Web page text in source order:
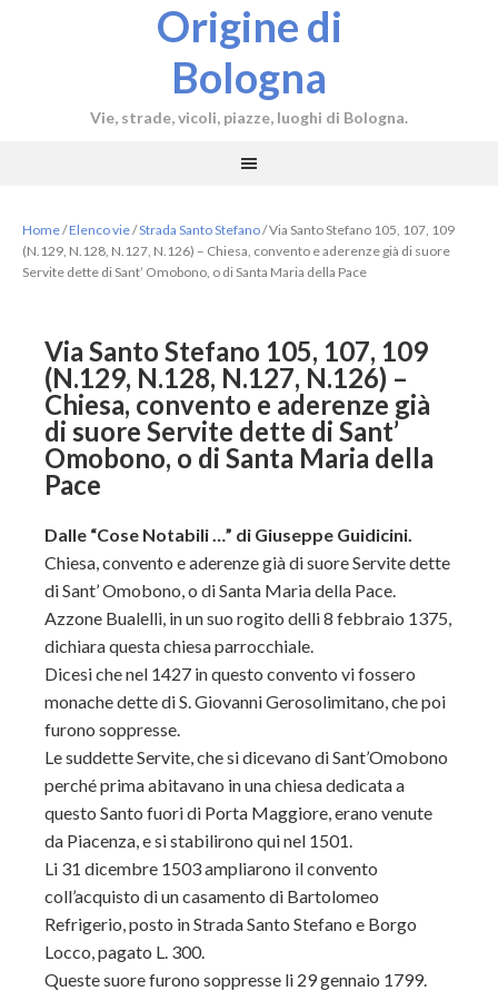
Origine di
Bologna
Vie, strade, vicoli, piazze, luoghi di Bologna.
Home/Elenco vie/Strada Santo Stefano/Via Santo Stefano 105, 107, 109
(N.129, N.128, N.127, N.126) – Chiesa, convento e aderenze già di suore
Servite dette di Sant’ Omobono, o di Santa Maria della Pace
Via Santo Stefano 105, 107, 109
(N.129, N.128, N.127, N.126) –
Chiesa, convento e aderenze già
di suore Servite dette di Sant’
Omobono, o di Santa Maria della
Pace
Dalle “Cose Notabili …” di Giuseppe Guidicini.
Chiesa, convento e aderenze già di suore Servite dette
di Sant’ Omobono, o di Santa Maria della Pace.
Azzone Bualelli, in un suo rogito delli 8 febbraio 1375,
dichiara questa chiesa parrocchiale.
Dicesi che nel 1427 in questo convento vi fossero
monache dette di S. Giovanni Gerosolimitano, che poi
furono soppresse.
Le suddette Servite, che si dicevano di Sant’Omobono
perché prima abitavano in una chiesa dedicata a
questo Santo fuori di Porta Maggiore, erano venute
da Piacenza, e si stabilirono qui nel 1501.
Li 31 dicembre 1503 ampliarono il convento
coll’acquisto di un casamento di Bartolomeo
Refrigerio, posto in Strada Santo Stefano e Borgo
Locco, pagato L. 300.
Queste suore furono soppresse li 29 gennaio 1799.